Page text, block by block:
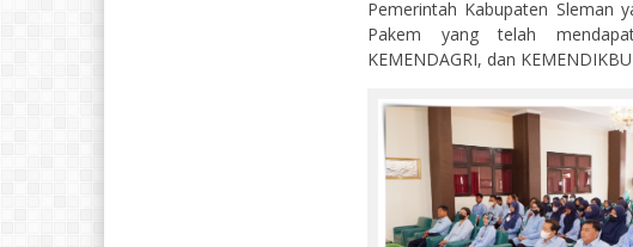
Pemerintah Kabupaten
Pakem yang telah
KEMENDAGRI, dan